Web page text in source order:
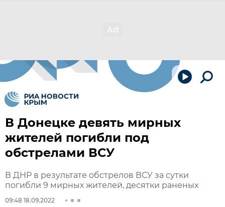
В Донецке девять мирных
жителей погибли под
обстрелами ВСУ
В ДНР в результате обстрелов ВСУ за сутки
погибли 9 мирных жителей, десятки раненых
09:48 18.09.2022